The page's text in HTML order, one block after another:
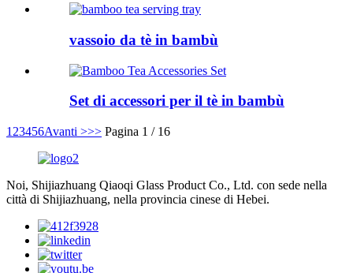
vassoio da tè in bambù
Set di accessori per il tè in bambù
1 23456Avanti >>> Pagina 1 / 16
Noi, Shijiazhuang Qiaoqi Glass Product Co., Ltd. con sede nella
città di Shijiazhuang, nella provincia cinese di Hebei.